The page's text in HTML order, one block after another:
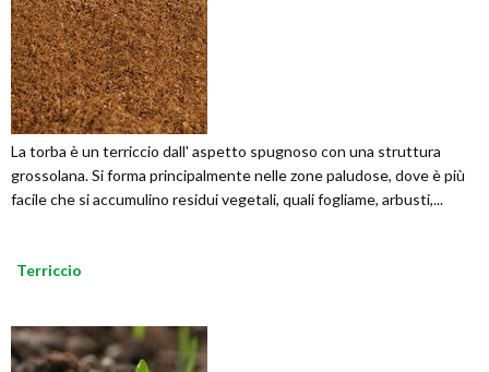
La torba è un terriccio dall' aspetto spugnoso con una struttura
grossolana. Si forma principalmente nelle zone paludose, dove è più
facile che si accumulino residui vegetali, quali fogliame, arbusti,...
Terriccio